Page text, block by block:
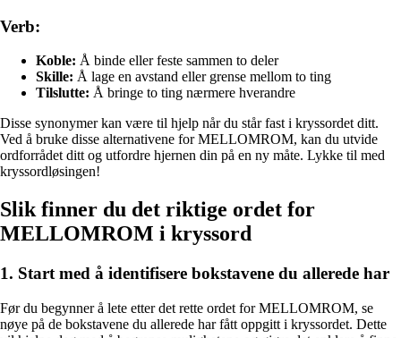
Verb:
Koble: Å binde eller feste sammen to deler
Skille: Å lage en avstand eller grense mellom to ting
Tilslutte: Å bringe to ting nærmere hverandre
Disse synonymer kan være til hjelp når du står fast i kryssordet ditt.
Ved å bruke disse alternativene for MELLOMROM, kan du utvide
ordforrådet ditt og utfordre hjernen din på en ny måte. Lykke til med
kryssordløsingen!
Slik finner du det riktige ordet for
MELLOMROM i kryssord
1. Start med å identifisere bokstavene du allerede har
Før du begynner å lete etter det rette ordet for MELLOMROM, se
nøye på de bokstavene du allerede har fått oppgitt i kryssordet. Dette